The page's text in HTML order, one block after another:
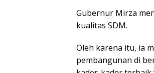
Gubernur Mirza
kualitas SDM.
Oleh karena itu, ia
pembangunan di